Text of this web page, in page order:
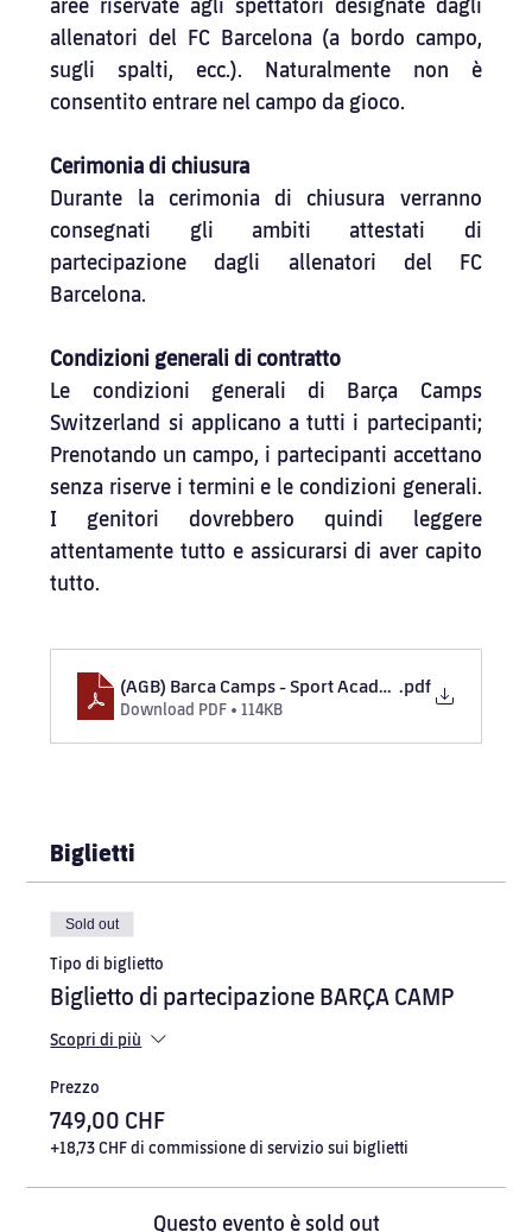
allenatori del FC Barcelona (a bordo campo,
sugli spalti, ecc.). Naturalmente non è
consentito entrare nel campo da gioco.
Cerimonia di chiusura
Durante la cerimonia di chiusura verranno
consegnati gli ambiti attestati di
partecipazione dagli allenatori del FC
Barcelona.
Condizioni generali di contratto
Le condizioni generali di Barça Camps
Switzerland si applicano a tutti i partecipanti;
Prenotando un campo, i partecipanti accettano
senza riserve i termini e le condizioni generali.
I genitori dovrebbero quindi leggere
attentamente tutto e assicurarsi di aver capito
tutto.
(AGB) Barca Camps - Sport Academy Pro GmbH
.pdf
Download PDF • 114KB
Biglietti
Sold out
Tipo di biglietto
Biglietto di partecipazione BARÇA CAMP
Scopri di più
Prezzo
749,00 CHF
+18,73 CHF di commissione di servizio sui biglietti
Questo evento è sold out